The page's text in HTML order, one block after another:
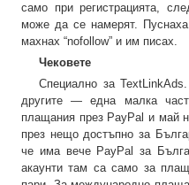
само при регистрацията,
може да се намерят.
махнах “nofollow” и им писах.
Чековете
Специално за
другите — една малка
плащания през PayPal и май
през нещо достъпно за
че има вече PayPal за
акаунти там са само за